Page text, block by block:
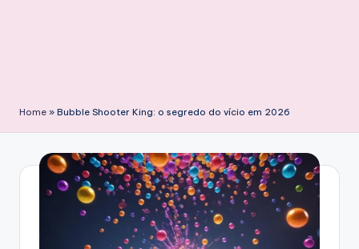
Home » Bubble Shooter King: o segredo do vício em 2026